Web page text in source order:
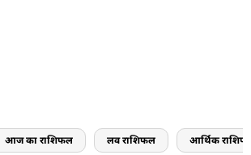
आज का राशिफल लव राशिफल आर्थिक